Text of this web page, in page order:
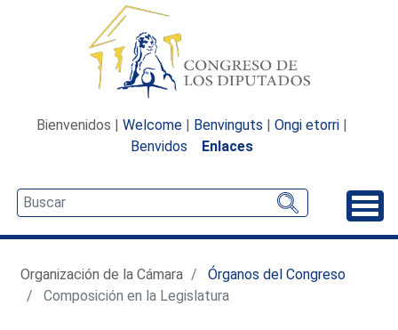
Bienvenidos | Welcome | Benvinguts | Ongi etorri |
Benvidos
Enlaces
Organización de la Cámara
Órganos del Congreso
Composición en la Legislatura